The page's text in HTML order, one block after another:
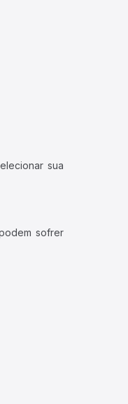
sua
sofrer